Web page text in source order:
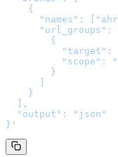
    {
"names":
      "url_groups": [
        {
"target":
"scope":
        }
    }
  ],
  "output": "json"
} '